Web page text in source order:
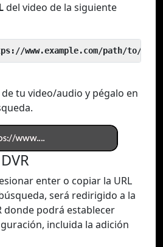
del video de la siguiente
www.example.com/path/to/
de tu video/audio y pégalo en
enter o copiar la URL
será redirigido a la
donde podrá establecer
incluida la adición